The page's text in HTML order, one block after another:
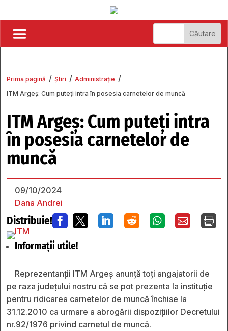
Prima pagină / Știri / Administrație /
ITM Argeș: Cum puteți intra în posesia carnetelor de muncă
ITM Argeș: Cum puteți intra
în posesia carnetelor de
muncă
09/10/2024
Dana Andrei
Distribuie!       
Informații utile!
Reprezentanții ITM Argeș anunţă toți angajatorii de
pe raza judeţului nostru că se pot prezenta la instituție
pentru ridicarea carnetelor de muncă închise la
31.12.2010 ca urmare a abrogării dispoziţiilor Decretului
nr.92/1976 privind carnetul de muncă.